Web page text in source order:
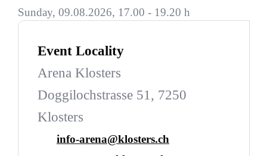
Sunday, 09.08.2026, 17.00 - 19.20 h
Event Locality
Arena Klosters
Doggilochstrasse 51, 7250
Klosters
info-arena@klosters.ch